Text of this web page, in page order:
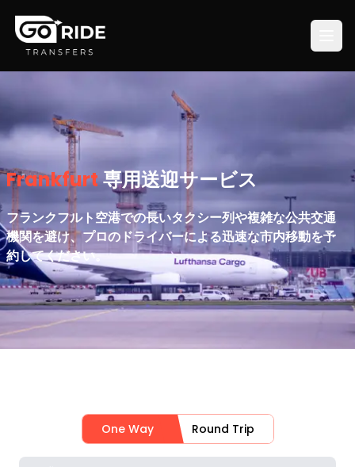
Frankfurt専用送迎サービス
フランクフルト空港での長いタクシー列や複雑な公共交通
機関を避け、プロのドライバーによる迅速な市内移動を予
約してください。
One Way Round Trip